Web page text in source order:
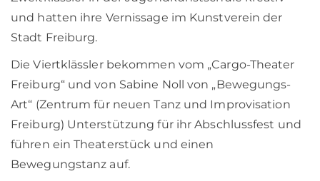
und hatten ihre Vernissage im Kunstverein der
Stadt Freiburg.
Die Viertklässler bekommen vom „Cargo-Theater
Freiburg“ und von Sabine Noll von „Bewegungs-
Art“ (Zentrum für neuen Tanz und Improvisation
Freiburg) Unterstützung für ihr Abschlussfest und
führen ein Theaterstück und einen
Bewegungstanz auf.